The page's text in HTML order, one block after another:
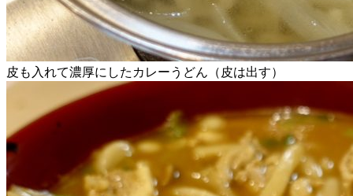
皮も入れて濃厚にしたカレーうどん（皮は出す）